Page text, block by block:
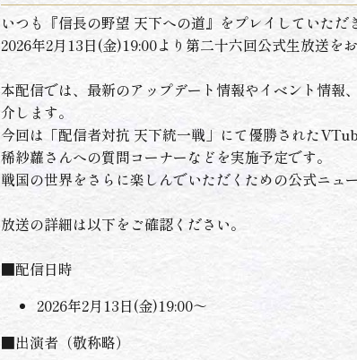
いつも『信長の野望 天下への道』をプレイしていただ
2026年2月13日(金)19:00より第二十六回公式生放送をお
本配信では、最新のアップデート情報やイベント情
介します。
今回は「配信者対抗 天下統一戦」にて優勝された
稀紗蘿さんへの質問コーナーなどを実施予定です。
戦国の世界をさらに楽しんでいただくための公式ニュ
放送の詳細は以下をご確認ください。
■配信日時
2026年2月13日(金)19:00～
■出演者（敬称略）